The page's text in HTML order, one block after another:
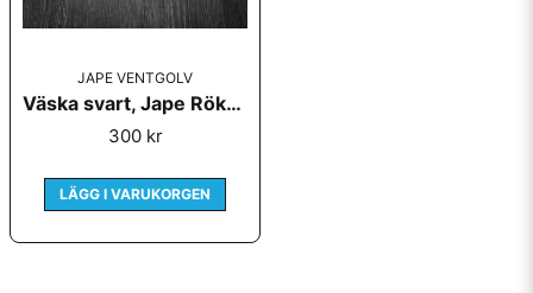
Ja, ni får publicera min fråga
Skicka fråga
JAPE VENTGOLV
Väska svart, Jape Rökpuff
300 kr
LÄGG I VARUKORGEN